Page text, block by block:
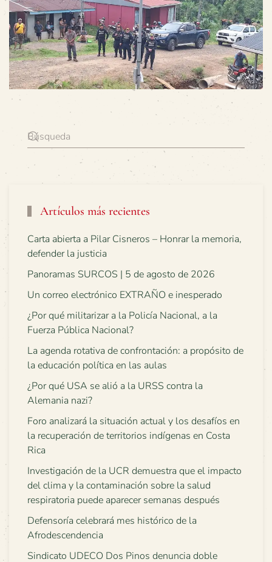
Artículos más recientes
Carta abierta a Pilar Cisneros – Honrar la memoria,
defender la justicia
Panoramas SURCOS | 5 de agosto de 2026
Un correo electrónico EXTRAÑO e inesperado
¿Por qué militarizar a la Policía Nacional, a la
Fuerza Pública Nacional?
La agenda rotativa de confrontación: a propósito de
la educación política en las aulas
¿Por qué USA se alió a la URSS contra la
Alemania nazi?
Foro analizará la situación actual y los desafíos en
la recuperación de territorios indígenas en Costa
Rica
Investigación de la UCR demuestra que el impacto
del clima y la contaminación sobre la salud
respiratoria puede aparecer semanas después
Defensoría celebrará mes histórico de la
Afrodescendencia
Sindicato UDECO Dos Pinos denuncia doble